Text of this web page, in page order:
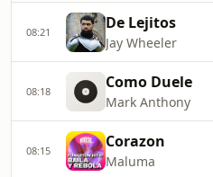
08:21 De Lejitos
Jay Wheeler
08:18 Como Duele
Mark Anthony
08:15 Corazon
Maluma